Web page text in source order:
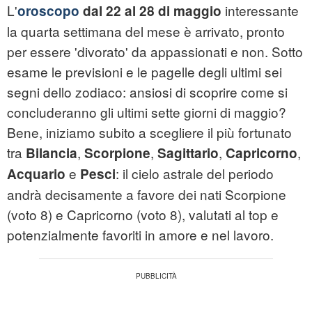
L'oroscopo dal 22 al 28 di maggio interessante
la quarta settimana del mese è arrivato, pronto
per essere 'divorato' da appassionati e non. Sotto
esame le previsioni e le pagelle degli ultimi sei
segni dello zodiaco: ansiosi di scoprire come si
concluderanno gli ultimi sette giorni di maggio?
Bene, iniziamo subito a scegliere il più fortunato
tra Bilancia, Scorpione, Sagittario, Capricorno,
Acquario e Pesci: il cielo astrale del periodo
andrà decisamente a favore dei nati Scorpione
(voto 8) e Capricorno (voto 8), valutati al top e
potenzialmente favoriti in amore e nel lavoro.